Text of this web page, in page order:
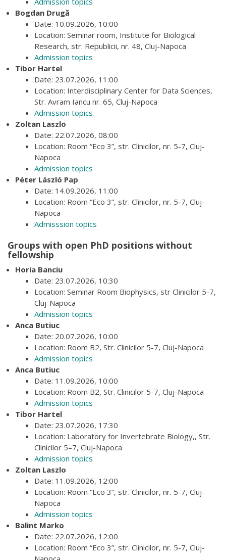
Bogdan Drugă
Date: 10.09.2026, 10:00
Location: Seminar room, Institute for Biological
Research, str. Republicii, nr. 48, Cluj-Napoca
Admission topics
Tibor Hartel
Date: 23.07.2026, 11:00
Location: Interdisciplinary Center for Data Sciences,
Str. Avram Iancu nr. 65, Cluj-Napoca
Admission topics
Zoltan Laszlo
Date: 22.07.2026, 08:00
Location: Room “Eco 3”, str. Clinicilor, nr. 5-7, Cluj-
Napoca
Admission topics
Péter László Pap
Date: 14.09.2026, 11:00
Location: Room “Eco 3”, str. Clinicilor, nr. 5-7, Cluj-
Napoca
Admisssion topics
Groups with open PhD positions without
fellowship
Horia Banciu
Date: 23.07.2026, 10:30
Location: Seminar Room Biophysics, str Clinicilor 5-7,
Cluj-Napoca
Admission topics
Anca Butiuc
Date: 20.07.2026, 10:00
Location: Room B2, Str. Clinicilor 5-7, Cluj-Napoca
Admission topics
Anca Butiuc
Date: 11.09.2026, 10:00
Location: Room B2, Str. Clinicilor 5-7, Cluj-Napoca
Admission topics
Tibor Hartel
Date: 23.07.2026, 17:30
Location: Laboratory for Invertebrate Biology,, Str.
Clinicilor 5–7, Cluj-Napoca
Admission topics
Zoltan Laszlo
Date: 11.09.2026, 12:00
Location: Room “Eco 3”, str. Clinicilor, nr. 5-7, Cluj-
Napoca
Admission topics
Balint Marko
Date: 22.07.2026, 12:00
Location: Room “Eco 3”, str. Clinicilor, nr. 5-7, Cluj-